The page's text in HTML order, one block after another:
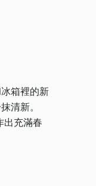
箱裡的新
清新。
出充滿春